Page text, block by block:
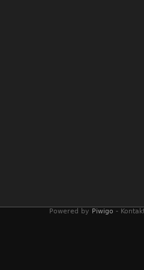
Powered by Piwigo -